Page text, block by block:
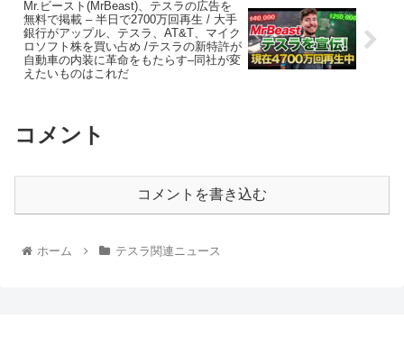
Mr.ビースト(MrBeast)、テスラの広告を
無料で掲載 – 半日で2700万回再生 / 大手
銀行がアップル、テスラ、AT&T、マイク
ロソフト株を買い占め /テスラの新特許が
自動車の内装に革命をもたらす–同社が変
えたいものはこれだ
コメント
コメントを書き込む
ホーム テスラ関連ニュース